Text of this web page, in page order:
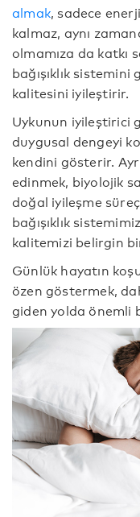
almak, sadece
kalmaz, aynı
olmamıza da katkı
bağışıklık
kalitesini iyileştirir.
Uykunun iyileştirici
duygusal dengeyi
kendini gösterir.
edinmek, biyolojik
doğal iyileşme
bağışıklık
kalitemizi belirgin
Günlük hayatın
özen göstermek,
giden yolda önemli